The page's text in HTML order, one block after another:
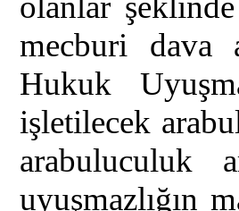
mecburi dava
Hukuk
işletilecek
arabuluculuk
uyuşmazlığın